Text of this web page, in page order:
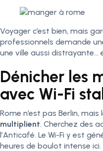
Voyager c’est bien, mais
professionnels demande
une ville aussi
Dénicher les
avec Wi-Fi
Rome n’est pas Berlin, mais
multiplient. Cherchez des
l’Anticafé. Le Wi-Fi y est
heures de boulot intense ici.